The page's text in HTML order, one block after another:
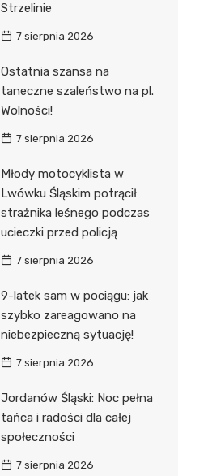
Strzelinie
7 sierpnia 2026
Ostatnia szansa na
taneczne szaleństwo na pl.
Wolności!
7 sierpnia 2026
Młody motocyklista w
Lwówku Śląskim potrącił
strażnika leśnego podczas
ucieczki przed policją
7 sierpnia 2026
9-latek sam w pociągu: jak
szybko zareagowano na
niebezpieczną sytuację!
7 sierpnia 2026
Jordanów Śląski: Noc pełna
tańca i radości dla całej
społeczności
7 sierpnia 2026